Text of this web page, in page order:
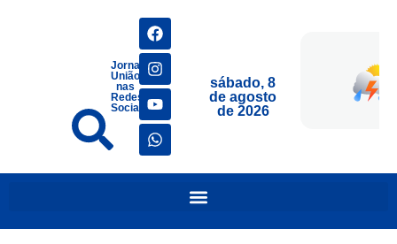
Jornais
União
nas
Redes
Sociais
sábado, 8
de agosto
de 2026